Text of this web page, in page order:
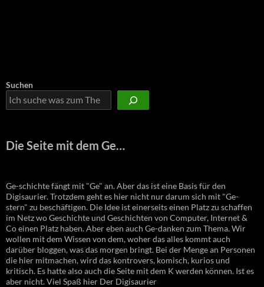
Suchen
Die Seite mit dem Ge…
Ge-schichte fängt mit "Ge" an. Aber das ist eine Basis für den
Digisaurier. Trotzdem geht es hier nicht nur darum sich mit "Ge-
stern" zu beschäftigen. Die Idee ist einerseits einen Platz zu schaffen
im Netz wo Geschichte und Geschichten von Computer, Internet &
Co einen Platz haben. Aber eben auch Ge-danken zum Thema. Wir
wollen mit dem Wissen von dem, woher das alles kommt auch
darüber bloggen, was das morgen bringt. Bei der Menge an Personen
die hier mitmachen, wird das kontrovers, komisch, kurios und
kritisch. Es hatte also auch die Seite mit dem K werden können. Ist es
aber nicht. Viel Spaß hier Der Digisaurier